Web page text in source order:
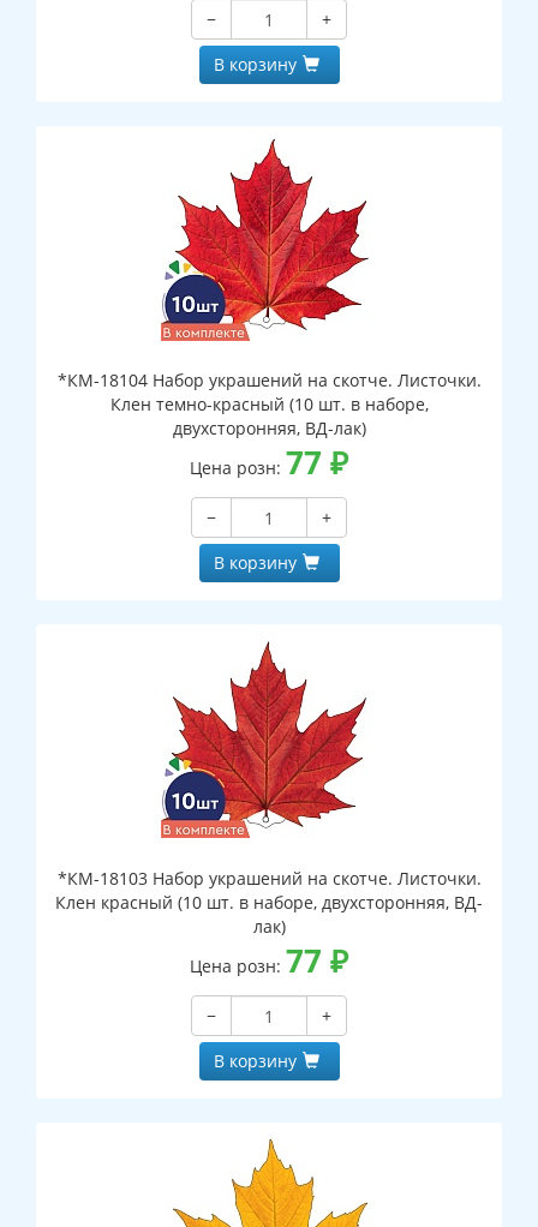
−
+
В корзину
*КМ-18104 Набор украшений на скотче. Листочки.
Клен темно-красный (10 шт. в наборе,
двухсторонняя, ВД-лак)
Цена розн: 77 ₽
−
+
В корзину
*КМ-18103 Набор украшений на скотче. Листочки.
Клен красный (10 шт. в наборе, двухсторонняя, ВД-
лак)
Цена розн: 77 ₽
−
+
В корзину